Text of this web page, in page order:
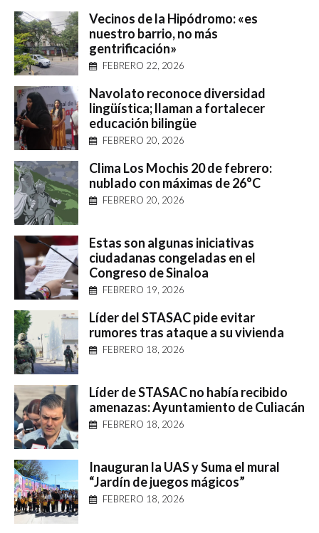
Vecinos de la Hipódromo: «es
nuestro barrio, no más
gentrificación»
FEBRERO 22, 2026
Navolato reconoce diversidad
lingüística; llaman a fortalecer
educación bilingüe
FEBRERO 20, 2026
Clima Los Mochis 20 de febrero:
nublado con máximas de 26°C
FEBRERO 20, 2026
Estas son algunas iniciativas
ciudadanas congeladas en el
Congreso de Sinaloa
FEBRERO 19, 2026
Líder del STASAC pide evitar
rumores tras ataque a su vivienda
FEBRERO 18, 2026
Líder de STASAC no había recibido
amenazas: Ayuntamiento de Culiacán
FEBRERO 18, 2026
Inauguran la UAS y Suma el mural
“Jardín de juegos mágicos”
FEBRERO 18, 2026